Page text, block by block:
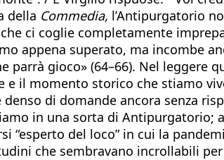
della Commedia, l’Antipurgatorio
ci coglie completamente
appena superato, ma incombe
gioco» (64–66). Nel leggere
il momento storico che stiamo
di domande ancora senza
in una sorta di Antipurgatorio;
del loco” in cui la
che sembravano incrollabili